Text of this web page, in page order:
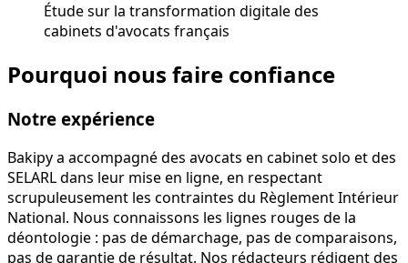
Étude sur la transformation digitale des
cabinets d'avocats français
Pourquoi nous faire confiance
Notre expérience
Bakipy a accompagné des avocats en cabinet solo et des
SELARL dans leur mise en ligne, en respectant
scrupuleusement les contraintes du Règlement Intérieur
National. Nous connaissons les lignes rouges de la
déontologie : pas de démarchage, pas de comparaisons,
pas de garantie de résultat. Nos rédacteurs rédigent des